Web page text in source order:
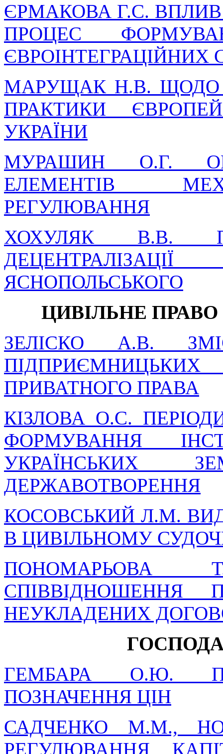
ЄРМАКОВА Г.С.
ПРОЦЕС
ЄВРОІНТЕГРАЦІЙНИХ
МАРУЩАК Н.В. ЩОДО
ПРАКТИКИ
УКРАЇНИ
МУРАШИН О.Г.
ЕЛЕМЕНТІВ
РЕГУЛЮВАННЯ
ХОХУЛЯК В.В.
ЯСНОПОЛЬСЬКОГО
ЦИВІЛЬНЕ
ЗЕЛІСКО А.В.
ПРИВАТНОГО ПРАВА
КІЗЛОВА О.С.
ФОРМУВАННЯ
УКРАЇНСЬКИХ
ДЕРЖАВОТВОРЕННЯ
КОСОВСЬКИЙ Л.М.
В ЦИВІЛЬНОМУ
СПІВВІДНОШЕННЯ
НЕУКЛАДЕНИХ
ГЕМБАРА О.Ю.
ПОЗНАЧЕННЯ ЦІН
САДЧЕНКО М.М.,
РЕГУЛЮВАННЯ